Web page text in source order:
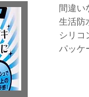
間違い
生活防
シリコ
パッケ